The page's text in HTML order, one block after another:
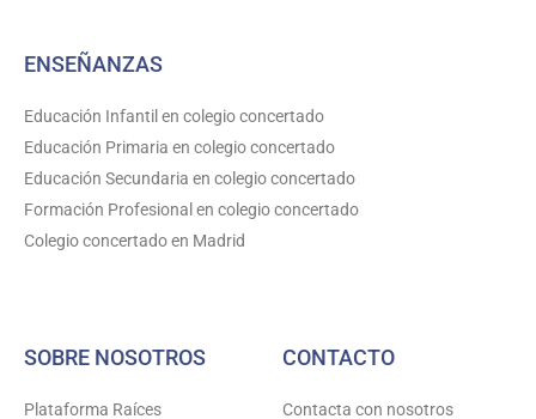
g
r
a
m
e
k
ENSEÑANZAS
Educación Infantil en colegio concertado
Educación Primaria en colegio concertado
Educación Secundaria en colegio concertado
Formación Profesional en colegio concertado
Colegio concertado en Madrid
SOBRE NOSOTROS
Plataforma Raíces
CONTACTO
Contacta con nosotros